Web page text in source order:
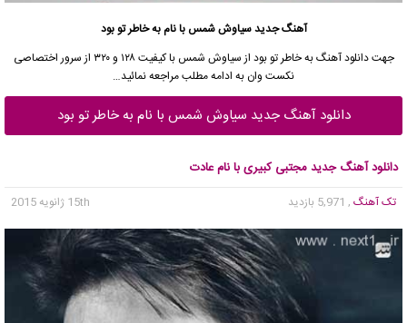
آهنگ جدید سیاوش شمس با نام به خاطر تو بود
جهت دانلود آهنگ به خاطر تو بود از سیاوش شمس با کیفیت ۱۲۸ و ۳۲۰ از سرور اختصاصی
نکست وان به ادامه مطلب مراجعه نمائید…
دانلود آهنگ جدید سیاوش شمس با نام به خاطر تو بود
دانلود آهنگ جدید مجتبی کبیری با نام عادت
تک آهنگ , 5,971 بازدید 15th ژانویه 2015